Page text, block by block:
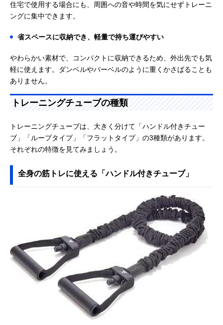
住宅で使用する場合にも、周囲への音や時間を気にせずトレーニ
ングに集中できます。
省スペースに収納でき、軽量で持ち運びやすい
やわらかい素材で、コンパクトに収納できるため、外出先でも気
軽に使えます。ダンベルやバーベルのように重くかさばることも
ありません。
トレーニングチューブの種類
トレーニングチューブは、大きく分けて「ハンドル付きチュー
ブ」「ループタイプ」「フラットタイプ」の3種類があります。
それぞれの特徴を見てみましょう。
全身の筋トレに使える「ハンドル付きチューブ」